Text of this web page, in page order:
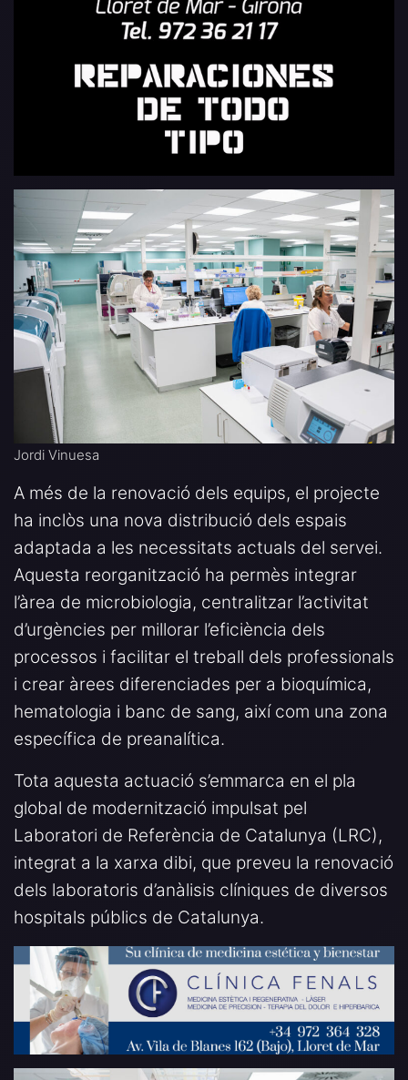
Jordi Vinuesa
A més de la renovació dels equips, el projecte
ha inclòs una nova distribució dels espais
adaptada a les necessitats actuals del servei.
Aquesta reorganització ha permès integrar
l’àrea de microbiologia, centralitzar l’activitat
d’urgències per millorar l’eficiència dels
processos i facilitar el treball dels professionals
i crear àrees diferenciades per a bioquímica,
hematologia i banc de sang, així com una zona
específica de preanalítica.
Tota aquesta actuació s’emmarca en el pla
global de modernització impulsat pel
Laboratori de Referència de Catalunya (LRC),
integrat a la xarxa dibi, que preveu la renovació
dels laboratoris d’anàlisis clíniques de diversos
hospitals públics de Catalunya.